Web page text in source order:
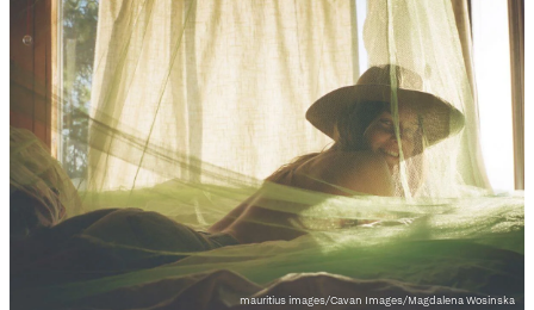
mauritius images/Cavan Images/Magdalena Wosinska